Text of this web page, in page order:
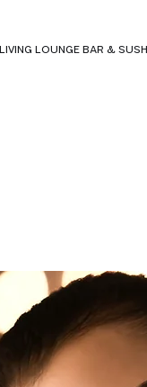
LIVING LOUNGE BAR & SUSHI